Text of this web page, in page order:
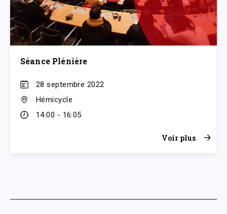
Séance Plénière
28 septembre 2022
Hémicycle
14:00 - 16:05
Voir plus